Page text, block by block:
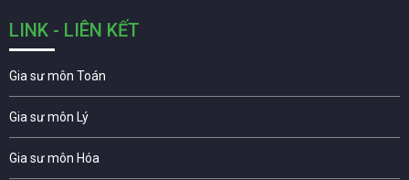
LINK - LIÊN KẾT
Gia sư môn Toán
Gia sư môn Lý
Gia sư môn Hóa